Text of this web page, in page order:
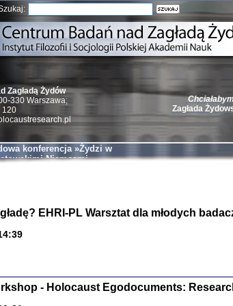
Zagłada
Natalia Aleksiun,
Deborah Dash
Turski, Laurence
Zagładą Żydów
330 Warszawa;
120
konferencja »Żydzi w
Niemcami
EHRI-PL Warsztat dla młodych
- Holocaust Egodocuments: